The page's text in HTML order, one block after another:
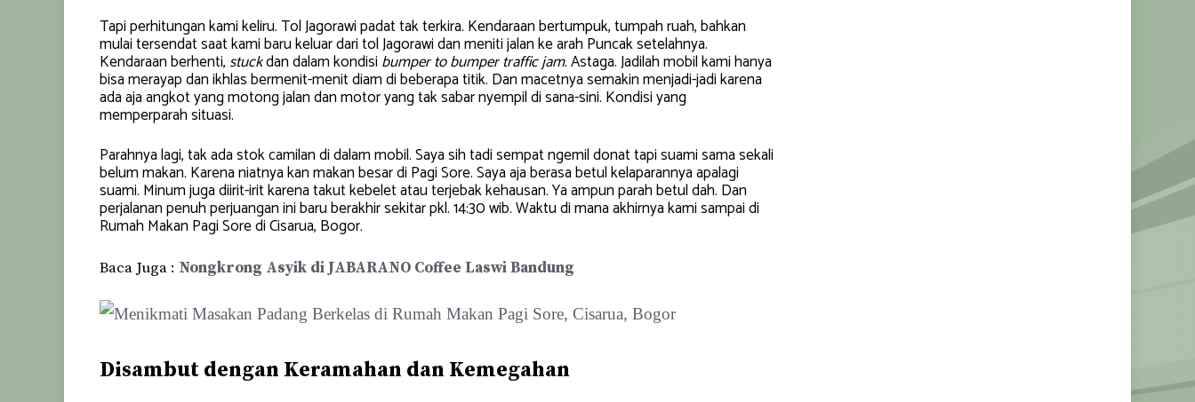
Tapi perhitungan kami keliru. Tol Jagorawi padat tak terkira. Kendaraan bertumpuk, tumpah ruah, bahkan
mulai tersendat saat kami baru keluar dari tol Jagorawi dan meniti jalan ke arah Puncak setelahnya.
Kendaraan berhenti, stuckdan dalam kondisi bumper to bumper traffic jam. Astaga. Jadilah mobil kami hanya
bisa merayap dan ikhlas bermenit-menit diam di beberapa titik. Dan macetnya semakin menjadi-jadi karena
ada aja angkot yang motong jalan dan motor yang tak sabar nyempil di sana-sini. Kondisi yang
memperparah situasi.
Parahnya lagi, tak ada stok camilan di dalam mobil. Saya sih tadi sempat ngemil donat tapi suami sama sekali
belum makan. Karena niatnya kan makan besar di Pagi Sore. Saya aja berasa betul kelaparannya apalagi
suami. Minum juga diirit-irit karena takut kebelet atau terjebak kehausan. Ya ampun parah betul dah. Dan
perjalanan penuh perjuangan ini baru berakhir sekitar pkl. 14:30 wib. Waktu di mana akhirnya kami sampai di
Rumah Makan Pagi Sore di Cisarua, Bogor.
Baca Juga : Nongkrong Asyik di JABARANO Coffee Laswi Bandung
Disambut dengan Keramahan dan Kemegahan